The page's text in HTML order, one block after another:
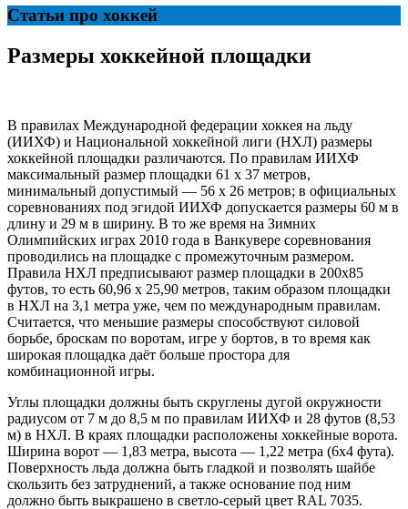
Статьи про хоккей
Размеры хоккейной площадки
В правилах Международной федерации хоккея на льду
(ИИХФ) и Национальной хоккейной лиги (НХЛ) размеры
хоккейной площадки различаются. По правилам ИИХФ
максимальный размер площадки 61 х 37 метров,
минимальный допустимый — 56 х 26 метров; в официальных
соревнованиях под эгидой ИИХФ допускается размеры 60 м в
длину и 29 м в ширину. В то же время на Зимних
Олимпийских играх 2010 года в Ванкувере соревнования
проводились на площадке с промежуточным размером.
Правила НХЛ предписывают размер площадки в 200х85
футов, то есть 60,96 х 25,90 метров, таким образом площадки
в НХЛ на 3,1 метра уже, чем по международным правилам.
Считается, что меньшие размеры способствуют силовой
борьбе, броскам по воротам, игре у бортов, в то время как
широкая площадка даёт больше простора для
комбинационной игры.
Углы площадки должны быть скруглены дугой окружности
радиусом от 7 м до 8,5 м по правилам ИИХФ и 28 футов (8,53
м) в НХЛ. В краях площадки расположены хоккейные ворота.
Ширина ворот — 1,83 метра, высота — 1,22 метра (6х4 фута).
Поверхность льда должна быть гладкой и позволять шайбе
скользить без затруднений, а также основание под ним
должно быть выкрашено в светло-серый цвет RAL 7035.